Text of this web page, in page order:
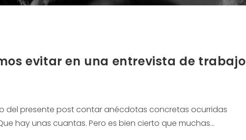
evitar en una entrevista de trabajo
del presente post contar anécdotas concretas ocurridas
hay unas cuantas. Pero es bien cierto que muchas…